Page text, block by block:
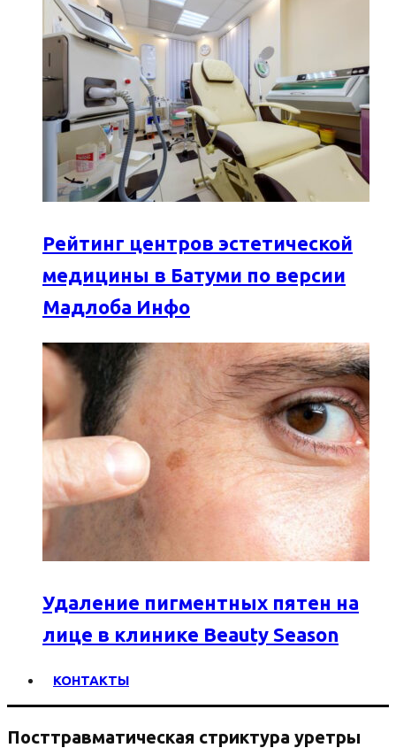
Рейтинг центров эстетической
медицины в Батуми по версии
Мадлоба Инфо
Удаление пигментных пятен на
лице в клинике Beauty Season
КОНТАКТЫ
Посттравматическая стриктура уретры